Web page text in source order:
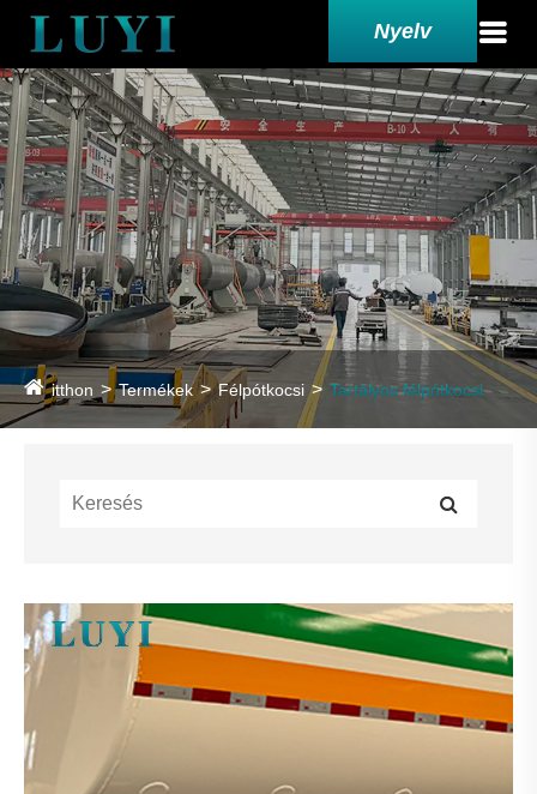
Nyelv
itthon Termékek Félpótkocsi Tartályos félpótkocsi